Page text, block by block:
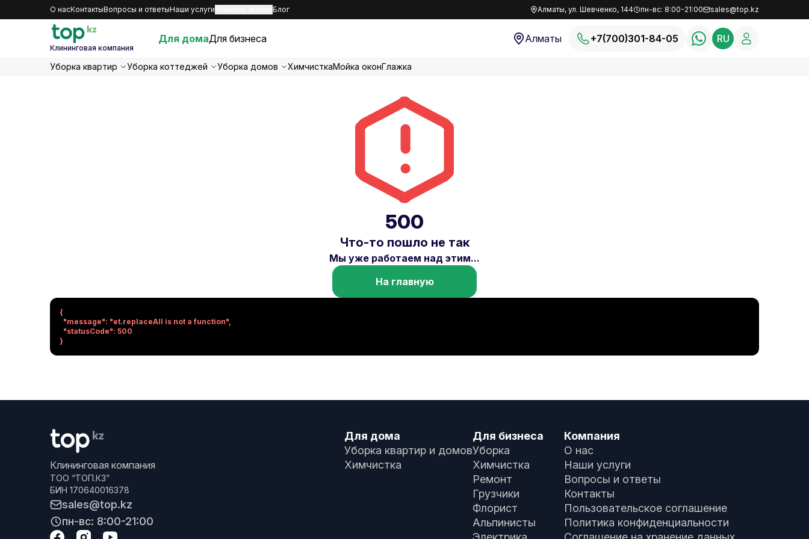
О насКонтактыВопросы и ответыНаши услуги Блог Алматы, ул. Шевченко, 144 пн-вс: 8:00-21:00 sales@top.kz
Клининговая компания
Для домаДля бизнеса Алматы +7(700)301-84-05 RU
Уборка квартир Уборка коттеджей Уборка домов ХимчисткаМойка оконГлажка
500
Что-то пошло не так
Мы уже работаем над этим...
На главную
{
}
Клининговая компания
ТОО “ТОП.КЗ”
БИН 170640016378
sales@top.kz
пн-вс: 8:00-21:00
Для дома
Уборка квартир и домов
Химчистка
Для бизнеса
Уборка
Химчистка
Ремонт
Грузчики
Флорист
Альпинисты
Компания
О нас
Наши услуги
Вопросы и ответы
Контакты
Пользовательское соглашение
Политика конфиденциальности